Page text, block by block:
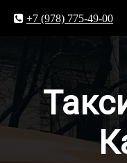
+7 (978) 775-49-00